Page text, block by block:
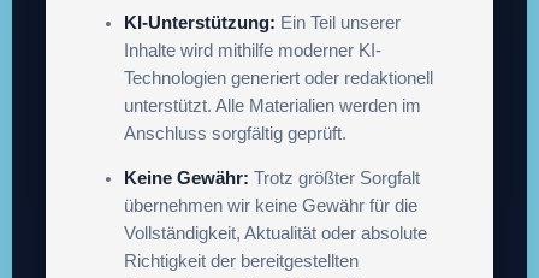
KI-Unterstützung: Ein Teil unserer
Inhalte wird mithilfe moderner KI-
Technologien generiert oder redaktionell
unterstützt. Alle Materialien werden im
Anschluss sorgfältig geprüft.
Keine Gewähr: Trotz größter Sorgfalt
übernehmen wir keine Gewähr für die
Vollständigkeit, Aktualität oder absolute
Richtigkeit der bereitgestellten